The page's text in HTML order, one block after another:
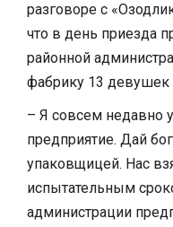
разговоре с
что в день приезда
районной
фабрику 13 девушек
– Я совсем недавно
предприятие. Дай
упаковщицей. Нас
испытательным
администрации